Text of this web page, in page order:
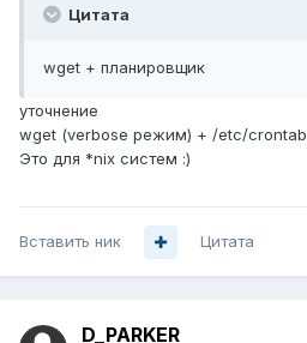
Цитата
wget + планировщик
уточнение
wget (verbose режим) + /etc/crontab
Это для *nix систем :)
Вставить ник Цитата
D_PARKER